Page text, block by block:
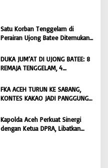
Satu Korban Tenggelam di
Perairan Ujong Batee Ditemukan,
Pencarian Satu Korban Lain |
BONGKAR ‘Perkara.com
DUKA JUM’AT DI UJONG BATEE: 8
REMAJA TENGGELAM, 4
DICARI | BONGKAR ‘Perkara.com
FKA ACEH TURUN KE SABANG,
KONTES KAKAO JADI PANGGUNG
| BONGKAR ‘Perkara.com
Kapolda Aceh Perkuat Sinergi
dengan Ketua DPRA, Libatkan